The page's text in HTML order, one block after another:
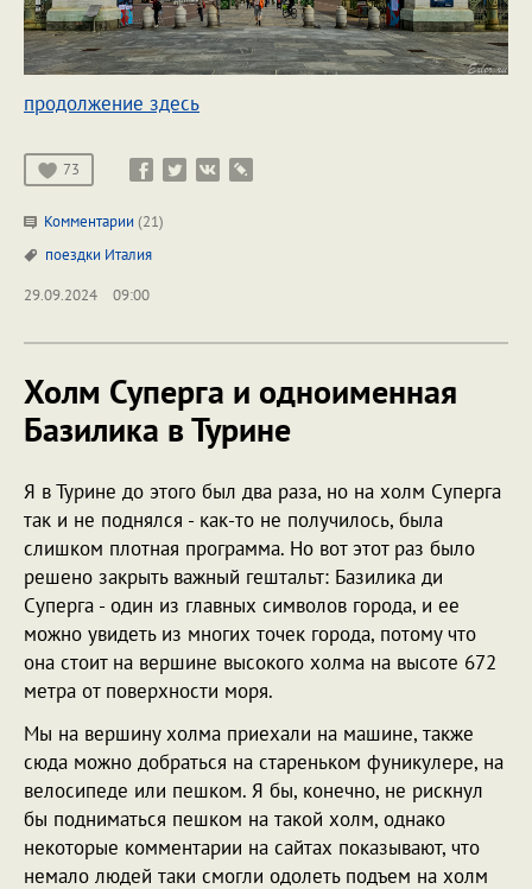
продолжение здесь
73
Комментарии (21)
поездки Италия
29.09.2024
09:00
Холм Суперга и одноименная
Базилика в Турине
Я в Турине до этого был два раза, но на холм Суперга
так и не поднялся - как-то не получилось, была
слишком плотная программа. Но вот этот раз было
решено закрыть важный гештальт: Базилика ди
Суперга - один из главных символов города, и ее
можно увидеть из многих точек города, потому что
она стоит на вершине высокого холма на высоте 672
метра от поверхности моря.
Мы на вершину холма приехали на машине, также
сюда можно добраться на стареньком фуникулере, на
велосипеде или пешком. Я бы, конечно, не рискнул
бы подниматься пешком на такой холм, однако
некоторые комментарии на сайтах показывают, что
немало людей таки смогли одолеть подъем на холм